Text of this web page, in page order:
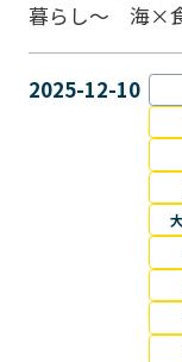
暮らし～ 海×
2025-12-10